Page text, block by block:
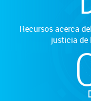
Recursos acerca
justicia de